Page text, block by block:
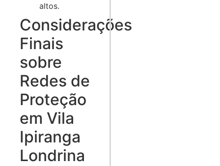
altos.
Considerações
Finais
sobre
Redes de
Proteção
em Vila
Ipiranga
Londrina